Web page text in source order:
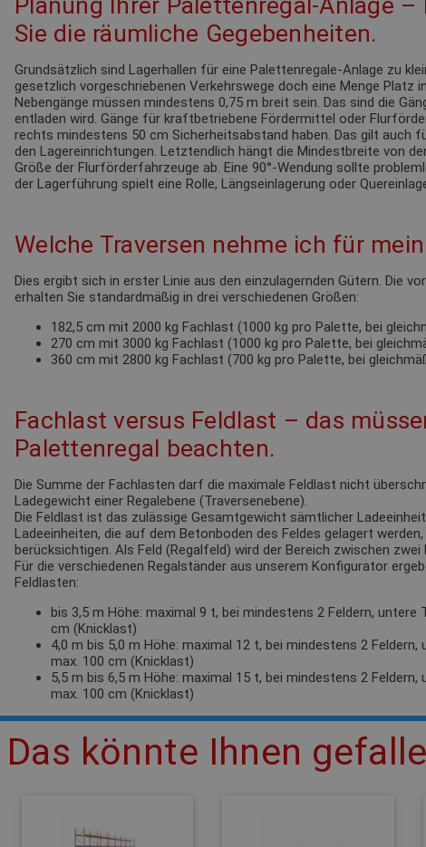
Planung Ihrer Palettenregal-Anlage
Sie die räumliche Gegebenheiten.
Grundsätzlich sind Lagerhallen für eine Palettenregale-Anlage zu
gesetzlich vorgeschriebenen Verkehrswege doch eine Menge Platz
Nebengänge müssen mindestens 0,75 m breit sein. Das sind die
entladen wird. Gänge für kraftbetriebene Fördermittel oder
rechts mindestens 50 cm Sicherheitsabstand haben. Das gilt auch
den Lagereinrichtungen. Letztendlich hängt die Mindestbreite von
Größe der Flurförderfahrzeuge ab. Eine 90°-Wendung sollte
der Lagerführung spielt eine Rolle, Längseinlagerung oder
Welche Traversen nehme ich für
Dies ergibt sich in erster Linie aus den einzulagernden Gütern. Die
erhalten Sie standardmäßig in drei verschiedenen Größen:
182,5 cm mit 2000 kg Fachlast (1000 kg pro Palette, bei
270 cm mit 3000 kg Fachlast (1000 kg pro Palette, bei
360 cm mit 2800 kg Fachlast (700 kg pro Palette, bei
Fachlast versus Feldlast – das
Palettenregal beachten.
Die Summe der Fachlasten darf die maximale Feldlast nicht
Ladegewicht einer Regalebene (Traversenebene).
Die Feldlast ist das zulässige Gesamtgewicht sämtlicher
Ladeeinheiten, die auf dem Betonboden des Feldes gelagert
berücksichtigen. Als Feld (Regalfeld) wird der Bereich zwischen
Für die verschiedenen Regalständer aus unserem Konfigurator
Feldlasten:
bis 3,5 m Höhe: maximal 9 t, bei mindestens 2 Feldern, untere
cm (Knicklast)
4,0 m bis 5,0 m Höhe: maximal 12 t, bei mindestens 2 Feldern,
max. 100 cm (Knicklast)
5,5 m bis 6,5 m Höhe: maximal 15 t, bei mindestens 2 Feldern,
max. 100 cm (Knicklast)
Das könnte Ihnen